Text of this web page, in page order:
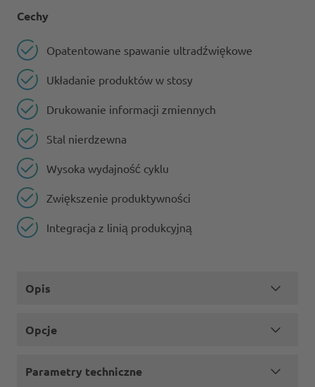
Cechy
Opatentowane spawanie ultradźwiękowe
Układanie produktów w stosy
Drukowanie informacji zmiennych
Stal nierdzewna
Wysoka wydajność cyklu
Zwiększenie produktywności
Integracja z linią produkcyjną
Opis
Opcje
Parametry techniczne